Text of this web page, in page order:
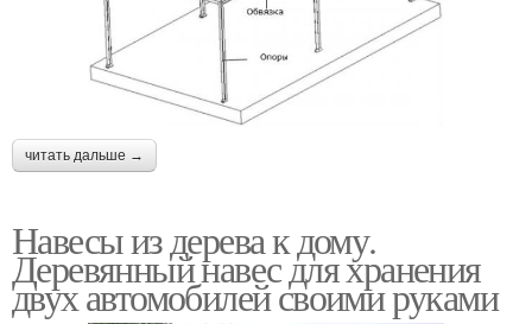
читать дальше →
Навесы из дерева к дому.
Деревянный навес для хранения
двух автомобилей своими руками